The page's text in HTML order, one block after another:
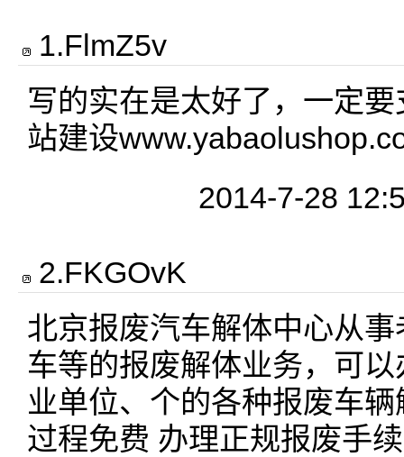
1.FlmZ5v
写的实在是太好了，一定
站建设
2014-7-28
2.FKGOvK
北京报废汽车解体中心从
车等的报废解体业务，可
业单位、个的各种报废车
过程免费 办理正规报废手